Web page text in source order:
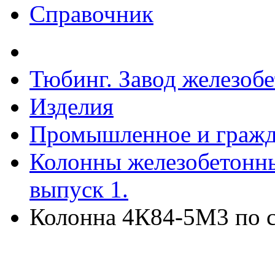
Справочник
Тюбинг. Завод
Изделия
Промышленное и
Колонны
выпуск 1.
Колонна 4К84-5М3 по